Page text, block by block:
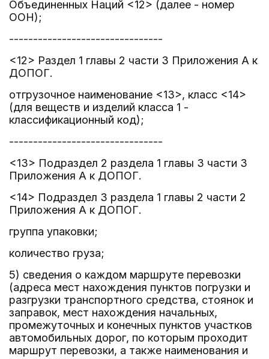
Объединенных Наций <12> (далее - номер
ООН);
--------------------------------
<12> Раздел 1 главы 2 части 3 Приложения А к
ДОПОГ.
отгрузочное наименование <13>, класс <14>
(для веществ и изделий класса 1 -
классификационный код);
--------------------------------
<13> Подраздел 2 раздела 1 главы 3 части 3
Приложения А к ДОПОГ.
<14> Подраздел 3 раздела 1 главы 2 части 2
Приложения А к ДОПОГ.
группа упаковки;
количество груза;
5) сведения о каждом маршруте перевозки
(адреса мест нахождения пунктов погрузки и
разгрузки транспортного средства, стоянок и
заправок, мест нахождения начальных,
промежуточных и конечных пунктов участков
автомобильных дорог, по которым проходит
маршрут перевозки, а также наименования и